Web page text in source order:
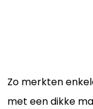
Zo merkten
met een dikke